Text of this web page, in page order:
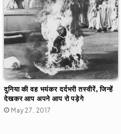
दुनिया की वह भयंकर दर्दभरी तस्वीरें, जिन्हें
देखकर आप अपने आप रो पड़ेगे
May 27, 2017